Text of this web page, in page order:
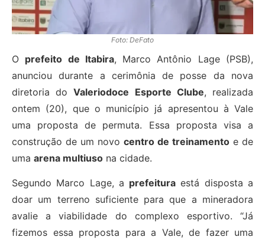
Foto: DeFato
O prefeito de Itabira, Marco Antônio Lage (PSB),
anunciou durante a cerimônia de posse da nova
diretoria doValeriodoce Esporte Clube, realizada
ontem (20), que o município já apresentou à Vale
uma proposta de permuta. Essa proposta visa a
construção de um novo centro de treinamento e de
uma arena multiuso na cidade.
Segundo Marco Lage, a prefeitura está disposta a
doar um terreno suficiente para que a mineradora
avalie a viabilidade do complexo esportivo. “Já
fizemos essa proposta para a Vale, de fazer uma